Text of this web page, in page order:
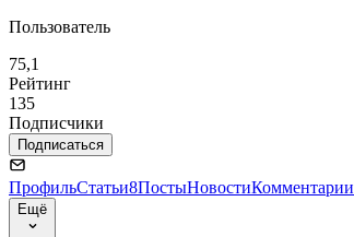
Пользователь
75,1
Рейтинг
135
Подписчики
Подписаться
ПрофильСтатьи8ПостыНовостиКомментарии
Ещё